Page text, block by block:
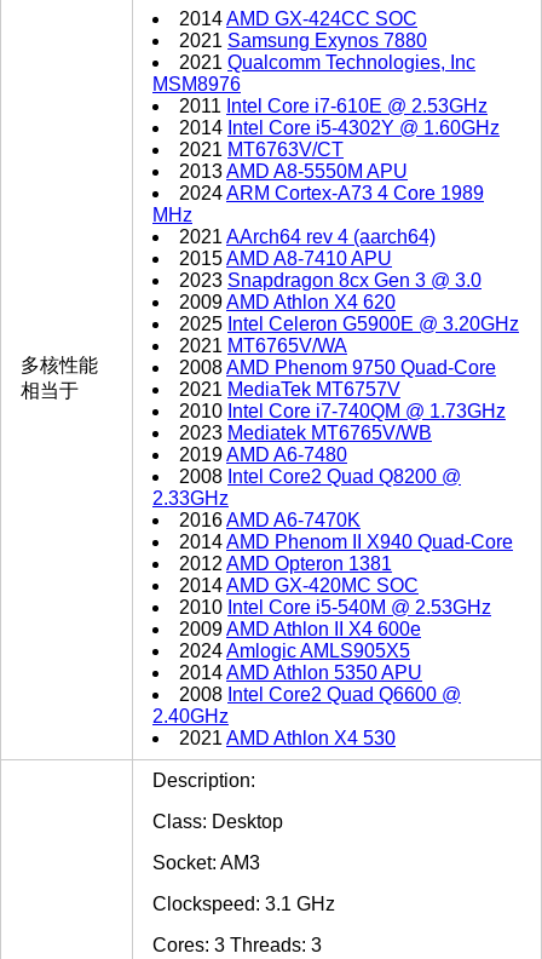
多核性能
相当于
2014AMD GX-424CC SOC
2021 Samsung Exynos 7880
2021 Qualcomm Technologies, Inc
MSM8976
2011 Intel Core i7-610E @ 2.53GHz
2014 Intel Core i5-4302Y @ 1.60GHz
2021 MT6763V/CT
2013AMD A8-5550M APU
2024ARM Cortex-A73 4 Core 1989
MHz
2021AArch64 rev 4 (aarch64)
2015AMD A8-7410 APU
2023 Snapdragon 8cx Gen 3 @ 3.0
2009AMD Athlon X4 620
2025 Intel Celeron G5900E @ 3.20GHz
2021 MT6765V/WA
2008AMD Phenom 9750 Quad-Core
2021 MediaTek MT6757V
2010 Intel Core i7-740QM @ 1.73GHz
2023 Mediatek MT6765V/WB
2019AMD A6-7480
2008 Intel Core2 Quad Q8200 @
2.33GHz
2016AMD A6-7470K
2014AMD Phenom II X940 Quad-Core
2012AMD Opteron 1381
2014AMD GX-420MC SOC
2010 Intel Core i5-540M @ 2.53GHz
2009AMD Athlon II X4 600e
2024Amlogic AMLS905X5
2014AMD Athlon 5350 APU
2008 Intel Core2 Quad Q6600 @
2.40GHz
2021AMD Athlon X4 530
Description:
Class: Desktop
Socket: AM3
Clockspeed: 3.1 GHz
Cores: 3 Threads: 3